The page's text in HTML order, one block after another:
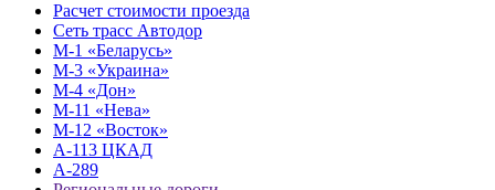
Расчет стоимости проезда
Сеть трасс Автодор
М-1 «Беларусь»
М-3 «Украина»
М-4 «Дон»
М-11 «Нева»
М-12 «Восток»
А-113 ЦКАД
А-289